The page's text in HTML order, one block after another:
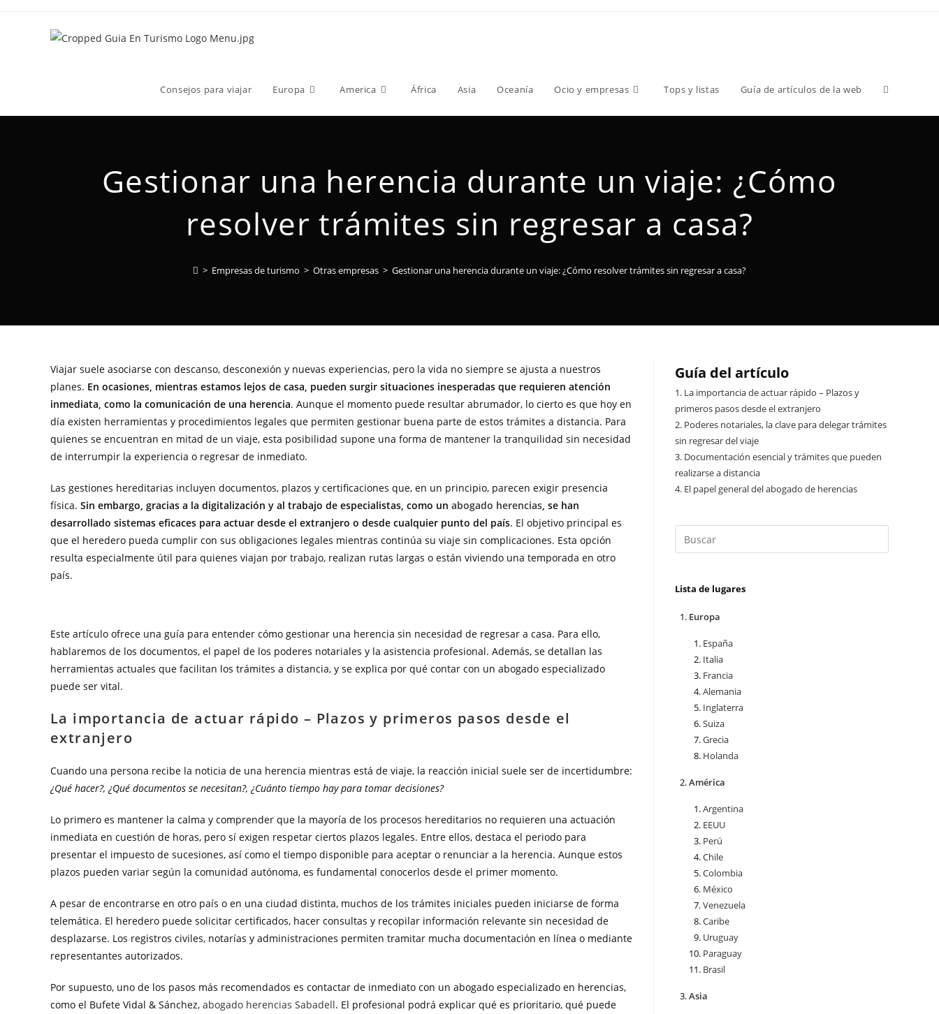
Consejos para viajar Europa America África Asia Oceanía Ocio y empresas Tops y listas Guía de artículos de la web
Gestionar una herencia durante un viaje: ¿Cómo
resolver trámites sin regresar a casa?
> Empresas de turismo > Otras empresas > Gestionar una herencia durante un viaje: ¿Cómo resolver trámites sin regresar a casa?
Viajar suele asociarse con descanso, desconexión y nuevas experiencias, pero la vida no siempre se ajusta a nuestros
planes. En ocasiones, mientras estamos lejos de casa, pueden surgir situaciones inesperadas que requieren atención
inmediata, como la comunicación de una herencia. Aunque el momento puede resultar abrumador, lo cierto es que hoy en
día existen herramientas y procedimientos legales que permiten gestionar buena parte de estos trámites a distancia. Para
quienes se encuentran en mitad de un viaje, esta posibilidad supone una forma de mantener la tranquilidad sin necesidad
de interrumpir la experiencia o regresar de inmediato.
Las gestiones hereditarias incluyen documentos, plazos y certificaciones que, en un principio, parecen exigir presencia
física. Sin embargo, gracias a la digitalización y al trabajo de especialistas, como un abogado herencias, se han
desarrollado sistemas eficaces para actuar desde el extranjero o desde cualquier punto del país. El objetivo principal es
que el heredero pueda cumplir con sus obligaciones legales mientras continúa su viaje sin complicaciones. Esta opción
resulta especialmente útil para quienes viajan por trabajo, realizan rutas largas o están viviendo una temporada en otro
país.
Este artículo ofrece una guía para entender cómo gestionar una herencia sin necesidad de regresar a casa. Para ello,
hablaremos de los documentos, el papel de los poderes notariales y la asistencia profesional. Además, se detallan las
herramientas actuales que facilitan los trámites a distancia, y se explica por qué contar con un abogado especializado
puede ser vital.
La importancia de actuar rápido – Plazos y primeros pasos desde el
extranjero
Cuando una persona recibe la noticia de una herencia mientras está de viaje, la reacción inicial suele ser de incertidumbre:
¿Qué hacer?, ¿Qué documentos se necesitan?, ¿Cuánto tiempo hay para tomar decisiones?
Lo primero es mantener la calma y comprender que la mayoría de los procesos hereditarios no requieren una actuación
inmediata en cuestión de horas, pero sí exigen respetar ciertos plazos legales. Entre ellos, destaca el periodo para
presentar el impuesto de sucesiones, así como el tiempo disponible para aceptar o renunciar a la herencia. Aunque estos
plazos pueden variar según la comunidad autónoma, es fundamental conocerlos desde el primer momento.
A pesar de encontrarse en otro país o en una ciudad distinta, muchos de los trámites iniciales pueden iniciarse de forma
telemática. El heredero puede solicitar certificados, hacer consultas y recopilar información relevante sin necesidad de
desplazarse. Los registros civiles, notarías y administraciones permiten tramitar mucha documentación en línea o mediante
representantes autorizados.
Por supuesto, uno de los pasos más recomendados es contactar de inmediato con un abogado especializado en herencias,
como el Bufete Vidal & Sánchez, abogado herencias Sabadell. El profesional podrá explicar qué es prioritario, qué puede
Guía del artículo
1. La importancia de actuar rápido – Plazos y
primeros pasos desde el extranjero
2. Poderes notariales, la clave para delegar trámites
sin regresar del viaje
3. Documentación esencial y trámites que pueden
realizarse a distancia
4. El papel general del abogado de herencias
Lista de lugares
Europa
España
Italia
Francia
Alemania
Inglaterra
Suiza
Grecia
Holanda
América
Argentina
EEUU
Perú
Chile
Colombia
México
Venezuela
Caribe
Uruguay
Paraguay
Brasil
Asia